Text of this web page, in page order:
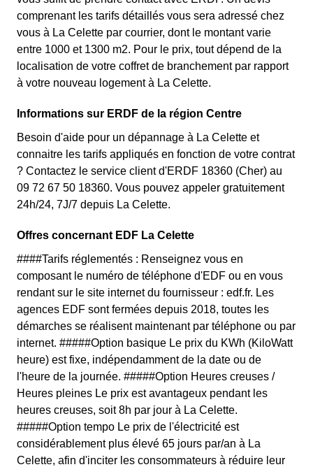
comprenant les tarifs détaillés vous sera adressé chez
vous à La Celette par courrier, dont le montant varie
entre 1000 et 1300 m2. Pour le prix, tout dépend de la
localisation de votre coffret de branchement par rapport
à votre nouveau logement à La Celette.
Informations sur ERDF de la région Centre
Besoin d'aide pour un dépannage à La Celette et
connaitre les tarifs appliqués en fonction de votre contrat
? Contactez le service client d'ERDF 18360 (Cher) au
09 72 67 50 18360. Vous pouvez appeler gratuitement
24h/24, 7J/7 depuis La Celette.
Offres concernant EDF La Celette
####Tarifs réglementés : Renseignez vous en
composant le numéro de téléphone d'EDF ou en vous
rendant sur le site internet du fournisseur : edf.fr. Les
agences EDF sont fermées depuis 2018, toutes les
démarches se réalisent maintenant par téléphone ou par
internet. #####Option basique Le prix du KWh (KiloWatt
heure) est fixe, indépendamment de la date ou de
l'heure de la journée. #####Option Heures creuses /
Heures pleines Le prix est avantageux pendant les
heures creuses, soit 8h par jour à La Celette.
#####Option tempo Le prix de l'électricité est
considérablement plus élevé 65 jours par/an à La
Celette, afin d'inciter les consommateurs à réduire leur